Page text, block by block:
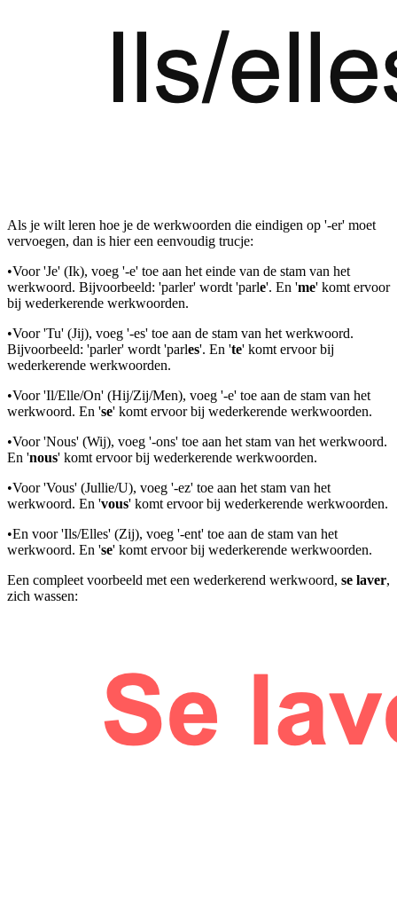
Als je wilt leren hoe je de werkwoorden die eindigen op '-er' moet
vervoegen, dan is hier een eenvoudig trucje:
•Voor 'Je' (Ik), voeg '-e' toe aan het einde van de stam van het
werkwoord. Bijvoorbeeld: 'parler' wordt 'parle'. En 'me' komt ervoor
bij wederkerende werkwoorden.
•Voor 'Tu' (Jij), voeg '-es' toe aan de stam van het werkwoord.
Bijvoorbeeld: 'parler' wordt 'parles'. En 'te' komt ervoor bij
wederkerende werkwoorden.
•Voor 'Il/Elle/On' (Hij/Zij/Men), voeg '-e' toe aan de stam van het
werkwoord. En 'se' komt ervoor bij wederkerende werkwoorden.
•Voor 'Nous' (Wij), voeg '-ons' toe aan het stam van het werkwoord.
En 'nous' komt ervoor bij wederkerende werkwoorden.
•Voor 'Vous' (Jullie/U), voeg '-ez' toe aan het stam van het
werkwoord. En 'vous' komt ervoor bij wederkerende werkwoorden.
•En voor 'Ils/Elles' (Zij), voeg '-ent' toe aan de stam van het
werkwoord. En 'se' komt ervoor bij wederkerende werkwoorden.
Een compleet voorbeeld met een wederkerend werkwoord, se laver,
zich wassen: